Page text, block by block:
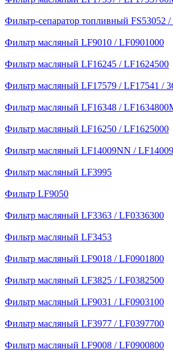
Фильтр-сепаратор топливный FS53052
Фильтр масляный LF9010 / LF0901000
Фильтр масляный LF16245 / LF1624500
Фильтр масляный LF17579 / LF17541 /
Фильтр масляный LF16348 /
Фильтр масляный LF16250 / LF1625000
Фильтр масляный LF14009NN /
Фильтр масляный LF3995
Фильтр LF9050
Фильтр масляный LF3363 / LF0336300
Фильтр масляный LF3453
Фильтр масляный LF9018 / LF0901800
Фильтр масляный LF3825 / LF0382500
Фильтр масляный LF9031 / LF0903100
Фильтр масляный LF3977 / LF0397700
Фильтр масляный LF9008 / LF0900800